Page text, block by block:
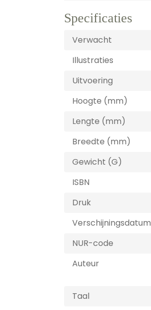
Specificaties
Verwacht
Illustraties
Uitvoering
Hoogte (mm)
Lengte (mm)
Breedte (mm)
Gewicht (G)
ISBN
Druk
Verschijningsdatum
NUR-code
Auteur
Taal